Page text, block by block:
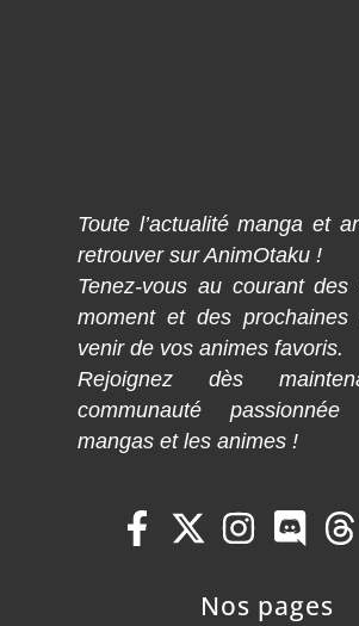
Toute l’actualité manga et
retrouver sur AnimOtaku !
Tenez-vous au courant des
moment et des prochaines
venir de vos animes favoris.
Rejoignez dès
communauté
mangas et les animes !
Nos pages